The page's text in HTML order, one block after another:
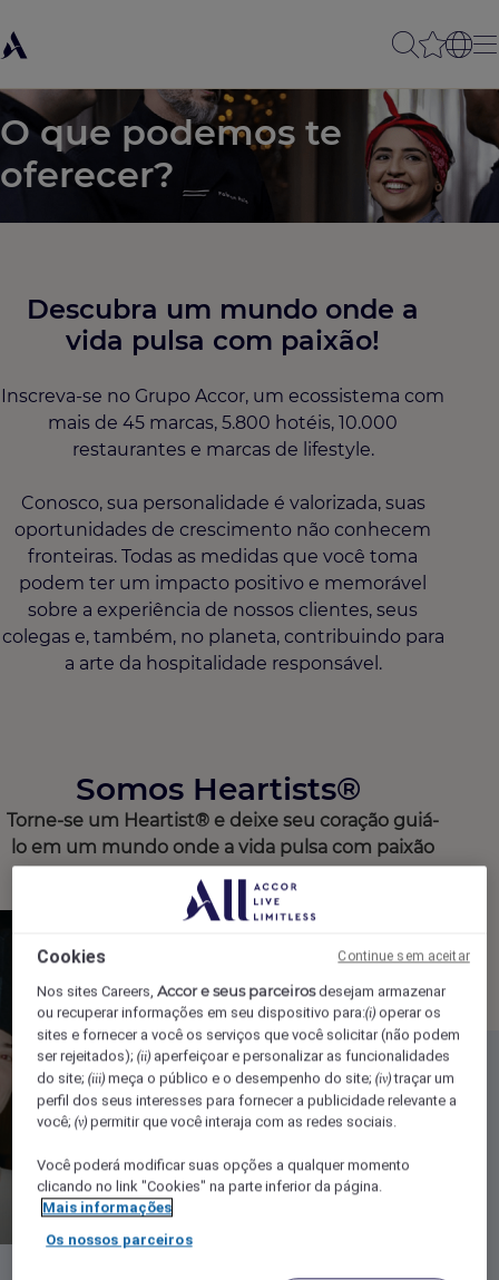
O que podemos te
oferecer?
Descubra um mundo onde a
vida pulsa com paixão!​
Inscreva-se no Grupo Accor, um ecossistema com
mais de 45 marcas, 5.800 hotéis, 10.000
restaurantes e marcas de lifestyle.
Conosco, sua personalidade é valorizada, suas
oportunidades de crescimento não conhecem
fronteiras. Todas as medidas que você toma
podem ter um impacto positivo e memorável
sobre a experiência de nossos clientes, seus
colegas e, também, no planeta, contribuindo para
a arte da hospitalidade responsável.
Somos Heartists® ​
Torne-se um Heartist® e deixe seu coração guiá-
lo em um mundo onde a vida pulsa com paixão
Press Play
Cookies
Nos sites Careers,Accor e seus parceirosdesejam armazenar
ou recuperar informações em seu dispositivo para:(i) operar os
sites e fornecer a você os serviços que você solicitar (não podem
ser rejeitados);(ii) aperfeiçoar e personalizar as funcionalidades
do site;(iii) meça o público e o desempenho do site;(iv)traçar um
perfil dos seus interesses para fornecer a publicidade relevante a
você;(v) permitir que você interaja com as redes sociais.
Você poderá modificar suas opções a qualquer momento
clicando no link "Cookies" na parte inferior da página.
Mais informações
Os nossos parceiros
Continue sem aceitar